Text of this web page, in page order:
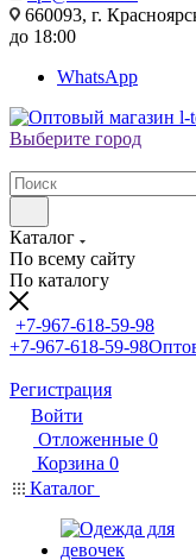
660093, г.
до 18:00
WhatsApp
Выберите город
Каталог
По всему сайту
По каталогу
+7-967-618-59-98
+7-967-618-59-98
Регистрация
Войти
Отложенные 0
Корзина 0
Каталог